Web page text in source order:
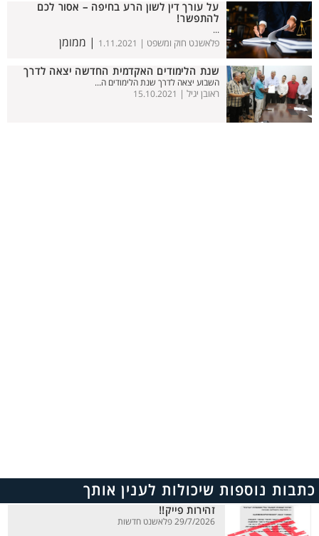
על עורך דין לשון הרע בחיפה – אסור לכם
להתפשר!
...
פלאשנט חוק ומשפט | 1.11.2021 | ממומן
שנת הלימודים האקדמית החדשה יצאה לדרך
השבוע יצאה לדרך שנת הלימודים ה...
ראובן יגיל | 15.10.2021
כתבות נוספות שיכולות לענין אותך
זהירות פייק!!
29/7/2026 פלאשנט חדשות